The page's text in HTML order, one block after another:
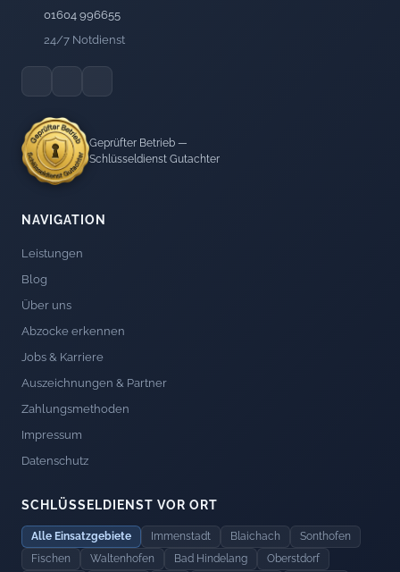
01604 996655
24/7 Notdienst
Geprüfter Betrieb —
Schlüsseldienst Gutachter
NAVIGATION
Leistungen
Blog
Über uns
Abzocke erkennen
Jobs & Karriere
Auszeichnungen & Partner
Zahlungsmethoden
Impressum
Datenschutz
SCHLÜSSELDIENST VOR ORT
Alle Einsatzgebiete Immenstadt Blaichach
Sonthofen
Fischen
Waltenhofen Bad Hindelang
Oberstdorf